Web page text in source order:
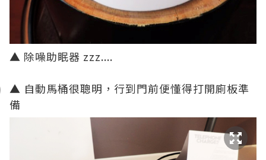
▲ 除噪助眠器 zzz....
▲ 自動馬桶很聰明，行到門前便懂得打開廁板準
備